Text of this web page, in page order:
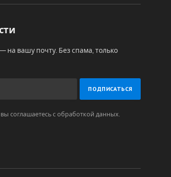
на вашу почту. Без спама, только
соглашаетесь с обработкой данных.